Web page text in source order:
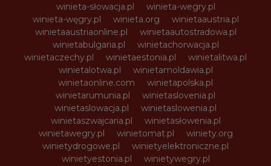
winieta-słowacja.pl
winieta-wegry.pl
winieta-węgry.pl
winieta.org
winietaaustria.pl
winietaaustriaonline.pl
winietaautostradowa.pl
winietabulgaria.pl
winietachorwacja.pl
winietaczechy.pl
winietaestonia.pl
winietalitwa.pl
winietalotwa.pl
winietamoldawia.pl
winietaonline.com
winietapolska.pl
winietarumunia.pl
winietaslovenia.pl
winietaslowacja.pl
winietaslowenia.pl
winietaszwajcaria.pl
winietasłowenia.pl
winietawegry.pl
winietomat.pl
winiety.org
winietydrogowe.pl
winietyelektroniczne.pl
winietyestonia.pl
winietywegry.pl